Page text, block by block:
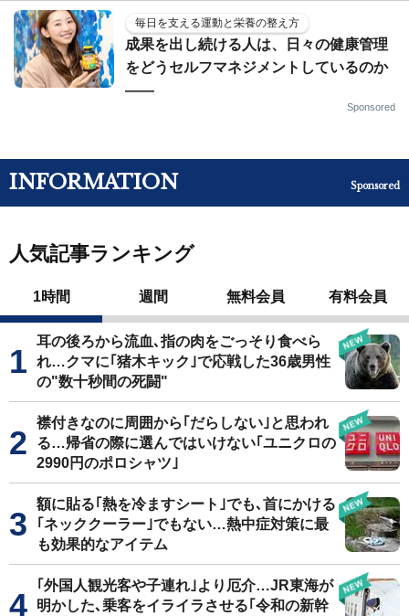
毎日を支える運動と栄養の整え方
成果を出し続ける人は、日々の健康管理
をどうセルフマネジメントしているのか
——
Sponsored
INFORMATION Sponsored
人気記事ランキング
1時間 週間 無料会員 有料会員
耳の後ろから流血､指の肉をごっそり食べら
れ…クマに｢猪木キック｣で応戦した36歳男性
の"数十秒間の死闘"
襟付きなのに周囲から｢だらしない｣と思われ
る…帰省の際に選んではいけない｢ユニクロの
2990円のポロシャツ｣
額に貼る｢熱を冷ますシート｣でも､首にかける
｢ネッククーラー｣でもない…熱中症対策に最
も効果的なアイテム
｢外国人観光客や子連れ｣より厄介…JR東海が
明かした､乗客をイライラさせる｢令和の新幹